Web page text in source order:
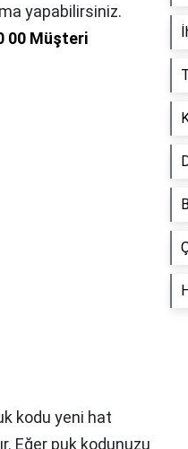
yapabilirsiniz.
00 Müşteri
kodu yeni hat
Eğer puk kodunuzu